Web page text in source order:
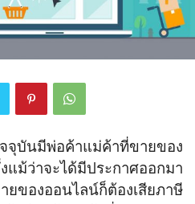
นมีพ่อค้าแม่ค้าที่ขายของ
ม้ว่าจะได้มีประกาศออกมา
องออนไลน์ก็ต้องเสียภาษี